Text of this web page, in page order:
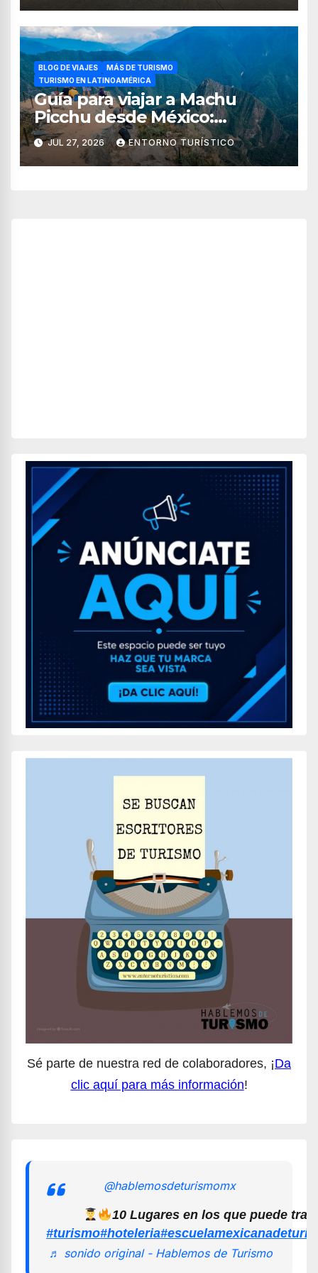
BLOG DE VIAJES
MÁS DE TURISMO
TURISMO EN LATINOAMÉRICA
Guía para viajar a Machu
Picchu desde México:
tiempos, rutas, itinerario y
consejos esenciales
JUL 27, 2026 ENTORNO TURÍSTICO
Sé parte de nuestra red de colaboradores, ¡Da
clic aquí para más información!
@hablemosdeturismomx
10 Lugares en los que puede
#turismo#hoteleria
♬ sonido original - Hablemos de Turismo